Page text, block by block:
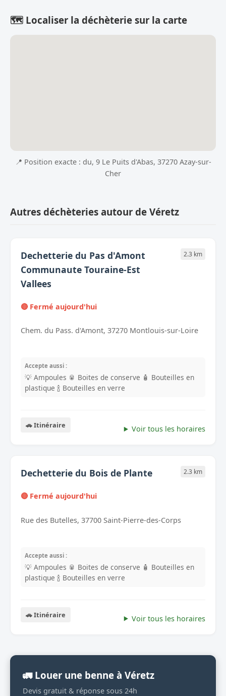
🗺️ Localiser la déchèterie sur la carte
📍 Position exacte : du, 9 Le Puits d'Abas, 37270 Azay-sur-
Cher
Autres déchèteries autour de Véretz
Dechetterie du Pas d'Amont
Communaute Touraine-Est
Vallees
2.3 km
🔴 Fermé aujourd'hui
Chem. du Pass. d'Amont, 37270 Montlouis-sur-Loire
Accepte aussi :
💡 Ampoules 🥫 Boites de conserve 🧴 Bouteilles en
plastique 🍾 Bouteilles en verre
🚗 Itinéraire Voir tous les horaires
Dechetterie du Bois de Plante 2.3 km
🔴 Fermé aujourd'hui
Rue des Butelles, 37700 Saint-Pierre-des-Corps
Accepte aussi :
💡 Ampoules 🥫 Boites de conserve 🧴 Bouteilles en
plastique 🍾 Bouteilles en verre
🚗 Itinéraire Voir tous les horaires
🚛 Louer une benne à Véretz
Devis gratuit & réponse sous 24h